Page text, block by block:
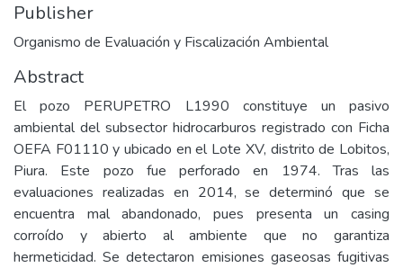
Publisher
Organismo de Evaluación y Fiscalización Ambiental
Abstract
El pozo PERUPETRO L1990 constituye un pasivo
ambiental del subsector hidrocarburos registrado con Ficha
OEFA F01110 y ubicado en el Lote XV, distrito de Lobitos,
Piura. Este pozo fue perforado en 1974. Tras las
evaluaciones realizadas en 2014, se determinó que se
encuentra mal abandonado, pues presenta un casing
corroído y abierto al ambiente que no garantiza
hermeticidad. Se detectaron emisiones gaseosas fugitivas